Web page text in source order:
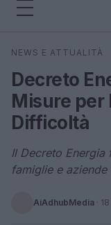
Cerca
NEWS E ATTUALITÀ
Decreto
Misure per
Difficoltà
Il Decreto Energia
famiglie e
AiAdhubMedia ·